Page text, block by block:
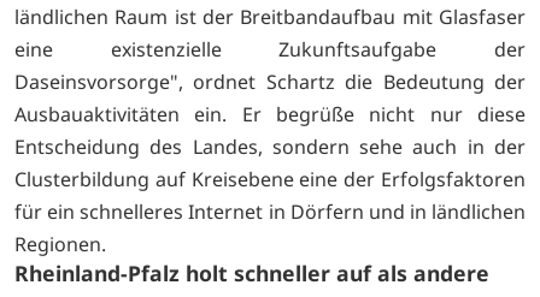
ländlichen Raum ist der Breitbandaufbau mit Glasfaser
eine existenzielle Zukunftsaufgabe der
Daseinsvorsorge", ordnet Schartz die Bedeutung der
Ausbauaktivitäten ein. Er begrüße nicht nur diese
Entscheidung des Landes, sondern sehe auch in der
Clusterbildung auf Kreisebene eine der Erfolgsfaktoren
für ein schnelleres Internet in Dörfern und in ländlichen
Regionen.
Rheinland-Pfalz holt schneller auf als andere